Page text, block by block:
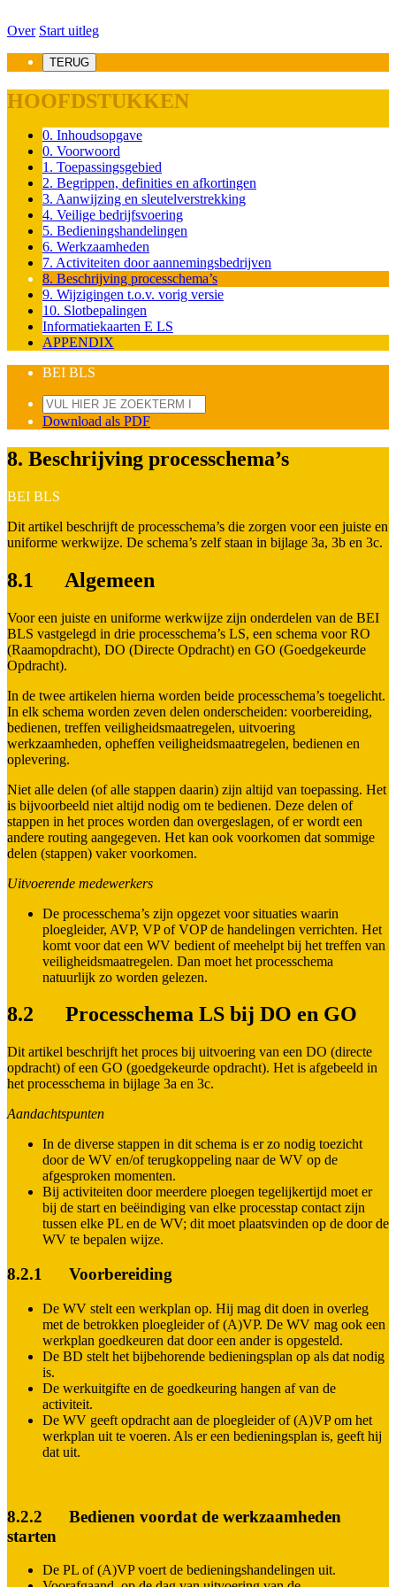
Over Start uitleg
TERUG
HOOFDSTUKKEN
0. Inhoudsopgave
0. Voorwoord
1. Toepassingsgebied
2. Begrippen, definities en afkortingen
3. Aanwijzing en sleutelverstrekking
4. Veilige bedrijfsvoering
5. Bedieningshandelingen
6. Werkzaamheden
7. Activiteiten door aannemingsbedrijven
8. Beschrijving processchema’s
9. Wijzigingen t.o.v. vorig versie
10. Slotbepalingen
Informatiekaarten E LS
APPENDIX
BEI BLS
Download als PDF
8. Beschrijving processchema’s
BEI BLS
Dit artikel beschrijft de processchema’s die zorgen voor een juiste en
uniforme werkwijze. De schema’s zelf staan in bijlage 3a, 3b en 3c.
8.1 Algemeen
Voor een juiste en uniforme werkwijze zijn onderdelen van de BEI
BLS vastgelegd in drie processchema’s LS, een schema voor RO
(Raamopdracht), DO (Directe Opdracht) en GO (Goedgekeurde
Opdracht).
In de twee artikelen hierna worden beide processchema’s toegelicht.
In elk schema worden zeven delen onderscheiden: voorbereiding,
bedienen, treffen veiligheidsmaatregelen, uitvoering
werkzaamheden, opheffen veiligheidsmaatregelen, bedienen en
oplevering.
Niet alle delen (of alle stappen daarin) zijn altijd van toepassing. Het
is bijvoorbeeld niet altijd nodig om te bedienen. Deze delen of
stappen in het proces worden dan overgeslagen, of er wordt een
andere routing aangegeven. Het kan ook voorkomen dat sommige
delen (stappen) vaker voorkomen.
Uitvoerende medewerkers
De processchema’s zijn opgezet voor situaties waarin
ploegleider, AVP, VP of VOP de handelingen verrichten. Het
komt voor dat een WV bedient of meehelpt bij het treffen van
veiligheidsmaatregelen. Dan moet het processchema
natuurlijk zo worden gelezen.
8.2 Processchema LS bij DO en GO
Dit artikel beschrijft het proces bij uitvoering van een DO (directe
opdracht) of een GO (goedgekeurde opdracht). Het is afgebeeld in
het processchema in bijlage 3a en 3c.
Aandachtspunten
In de diverse stappen in dit schema is er zo nodig toezicht
door de WV en/of terugkoppeling naar de WV op de
afgesproken momenten.
Bij activiteiten door meerdere ploegen tegelijkertijd moet er
bij de start en beëindiging van elke processtap contact zijn
tussen elke PL en de WV; dit moet plaatsvinden op de door de
WV te bepalen wijze.
8.2.1 Voorbereiding
De WV stelt een werkplan op. Hij mag dit doen in overleg
met de betrokken ploegleider of (A)VP. De WV mag ook een
werkplan goedkeuren dat door een ander is opgesteld.
De BD stelt het bijbehorende bedieningsplan op als dat nodig
is.
De werkuitgifte en de goedkeuring hangen af van de
activiteit.
De WV geeft opdracht aan de ploegleider of (A)VP om het
werkplan uit te voeren. Als er een bedieningsplan is, geeft hij
dat uit.
8.2.2 Bedienen voordat de werkzaamheden
starten
De PL of (A)VP voert de bedieningshandelingen uit.